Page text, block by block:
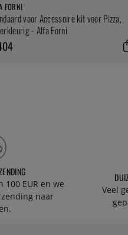
FORNI
voor Accessoire kit voor Pizza,
- Alfa Forni
100 EUR en we
naar
Veel